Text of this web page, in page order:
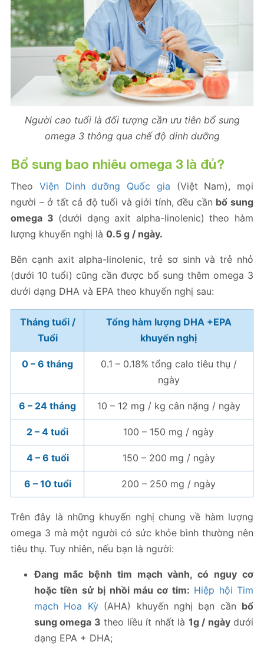
Người cao tuổi là đối tượng cần ưu tiên bổ sung
omega 3 thông qua chế độ dinh dưỡng
Bổ sung bao nhiêu omega 3 là đủ?
Theo Viện Dinh dưỡng Quốc gia (Việt Nam), mọi
người – ở tất cả độ tuổi và giới tính, đều cần bổ sung
omega 3 (dưới dạng axit alpha-linolenic) theo hàm
lượng khuyến nghị là 0.5 g / ngày.
Bên cạnh axit alpha-linolenic, trẻ sơ sinh và trẻ nhỏ
(dưới 10 tuổi) cũng cần được bổ sung thêm omega 3
dưới dạng DHA và EPA theo khuyến nghị sau:
Tháng tuổi /
Tuổi
Tổng hàm lượng DHA +EPA
khuyến nghị
0 – 6 tháng
0.1 – 0.18% tổng calo tiêu thụ /
ngày
6 – 24 tháng 10 – 12 mg / kg cân nặng / ngày
2 – 4 tuổi 100 – 150 mg / ngày
4 – 6 tuổi 150 – 200 mg / ngày
6 – 10 tuổi 200 – 250 mg / ngày
Trên đây là những khuyến nghị chung về hàm lượng
omega 3 mà một người có sức khỏe bình thường nên
tiêu thụ. Tuy nhiên, nếu bạn là người:
Đang mắc bệnh tim mạch vành, có nguy cơ
hoặc tiền sử bị nhồi máu cơ tim: Hiệp hội Tim
mạch Hoa Kỳ(AHA) khuyến nghị bạn cần bổ
sung omega 3 theo liều ít nhất là 1g / ngàydưới
dạng EPA + DHA;